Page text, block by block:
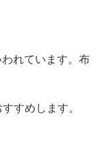
れています。布
すめします。